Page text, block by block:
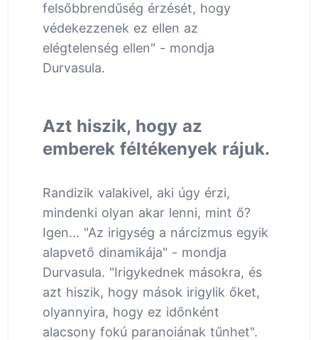
felsőbbrendűség érzését, hogy
védekezzenek ez ellen az
elégtelenség ellen" - mondja
Durvasula.
Azt hiszik, hogy az
emberek féltékenyek rájuk.
Randizik valakivel, aki úgy érzi,
mindenki olyan akar lenni, mint ő?
Igen... "Az irigység a nárcizmus egyik
alapvető dinamikája" - mondja
Durvasula. "Irigykednek másokra, és
azt hiszik, hogy mások irigylik őket,
olyannyira, hogy ez időnként
alacsony fokú paranoiának tűnhet".